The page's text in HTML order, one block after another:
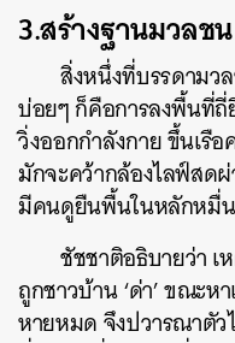
3.สร้างฐานมวลชน
สิ่งหนึ่งที่บรรดามว
บ่อยๆ ก็คือการลงพื้นที่
วิ่งออกกำลังกาย ขึ้นเรื
มักจะคว้ากล้องไลฟ์สด
มีคนดูยืนพื้นในหลักหมื่น
ชัชชาติอธิบายว่า เ
ถูกชาวบ้าน ‘ด่า’ ขณะห
หายหมด จึงปวารณาตัว